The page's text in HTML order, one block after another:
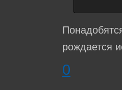
рождается
0